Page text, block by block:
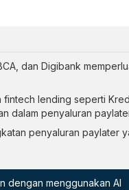
dan Digibank
fintech lending seperti
dalam penyaluran
penyaluran paylater
dengan menggunakan AI